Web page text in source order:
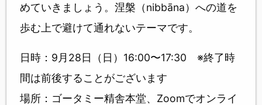
めていきましょう。涅槃（nibbāna）への道を
歩む上で避けて通れないテーマです。
日時：9月28日（日）16:00〜17:30 ※終了時
間は前後することがございます
場所：ゴータミー精舎本堂、Zoomでオンライ